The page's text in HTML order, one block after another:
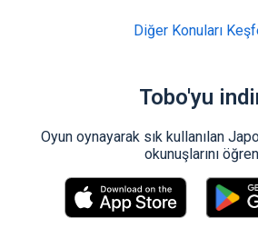
Diğer Konuları
Tobo'yu
Oyun oynayarak sık kullanılan
okunuşlarını